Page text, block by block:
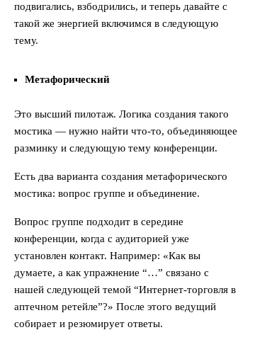
подвигались, взбодрились, и теперь давайте с
такой же энергией включимся в следующую
тему.
Метафорический
Это высший пилотаж. Логика создания такого
мостика — нужно найти что-то, объединяющее
разминку и следующую тему конференции.
Есть два варианта создания метафорического
мостика: вопрос группе и объединение.
Вопрос группе подходит в середине
конференции, когда с аудиторией уже
установлен контакт. Например: «Как вы
думаете, а как упражнение “…” связано с
нашей следующей темой “Интернет-торговля в
аптечном ретейле”?» После этого ведущий
собирает и резюмирует ответы.